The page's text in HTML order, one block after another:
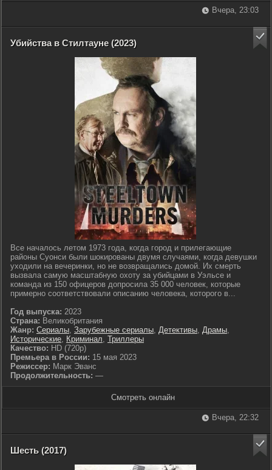
Вчера, 23:03
Убийства в Стилтауне (2023)
Все началось летом 1973 года, когда город и прилегающие
районы Суонси были шокированы двумя случаями, когда девушки
уходили на вечеринки, но не возвращались домой. Их смерть
вызвала самую масштабную охоту за убийцами в Уэльсе и
команда из 150 офицеров допросила 35 000 человек, которые
примерно соответствовали описанию человека, которого в...
Год выпуска: 2023
Страна: Великобритания
Жанр: Сериалы, Зарубежные сериалы, Детективы, Драмы,
Исторические, Криминал, Триллеры
Качество: HD (720p)
Премьера в России: 15 мая 2023
Режиссер: Марк Эванс
Продолжительность: —
Смотреть онлайн
Вчера, 22:32
Шесть (2017)